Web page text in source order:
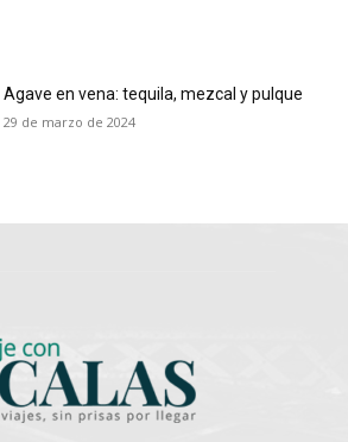
Agave en vena: tequila, mezcal y pulque
29 de marzo de 2024